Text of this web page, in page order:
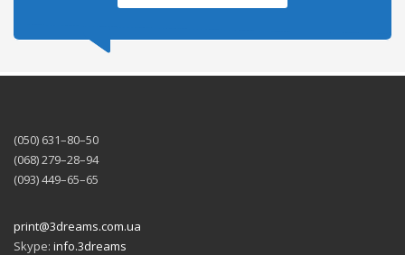
(050) 631–80–50
(068) 279–28–94
(093) 449–65–65
print@3dreams.com.ua
Skype: info.3dreams